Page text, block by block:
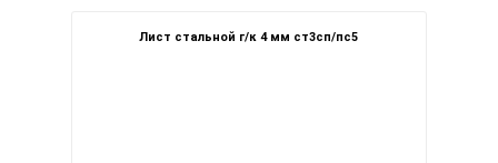
Лист стальной г/к 4 мм ст3сп/пс5